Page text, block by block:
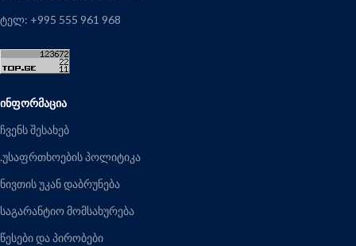
ტელ: +995 555 961 968
ᲘᲜᲤᲝᲠᲛᲐᲪᲘᲐ
ჩვენს შესახებ
.უსაფრთხოების პოლიტიკა
ნივთის უკან დაბრუნება
საგარანტიო მომსახურება
წესები და პირობები